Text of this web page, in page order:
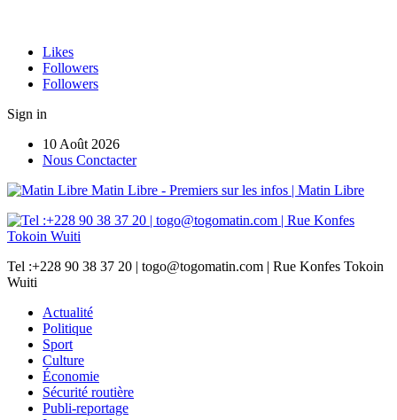
Likes
Followers
Followers
Sign in
10 Août 2026
Nous Conctacter
Matin Libre - Premiers sur les infos | Matin Libre
Tel :+228 90 38 37 20 | togo@togomatin.com | Rue Konfes Tokoin
Wuiti
Actualité
Politique
Sport
Culture
Économie
Sécurité routière
Publi-reportage